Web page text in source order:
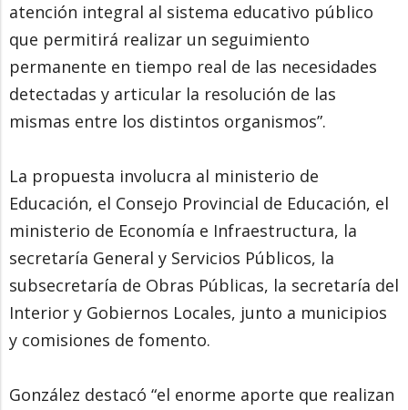
atención integral al sistema educativo público
que permitirá realizar un seguimiento
permanente en tiempo real de las necesidades
detectadas y articular la resolución de las
mismas entre los distintos organismos”.
La propuesta involucra al ministerio de
Educación, el Consejo Provincial de Educación, el
ministerio de Economía e Infraestructura, la
secretaría General y Servicios Públicos, la
subsecretaría de Obras Públicas, la secretaría del
Interior y Gobiernos Locales, junto a municipios
y comisiones de fomento.
González destacó “el enorme aporte que realizan